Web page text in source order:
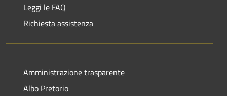
Leggi le FAQ
Richiesta assistenza
Amministrazione trasparente
Albo Pretorio